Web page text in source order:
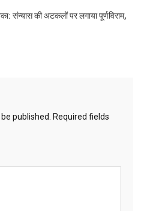
संन्यास की अटकलों पर लगाया पूर्णविराम,
published.
Required fields